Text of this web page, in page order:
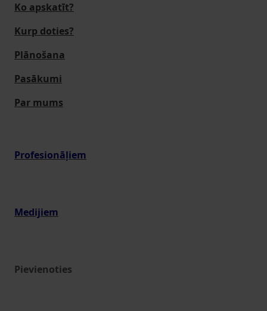
Ko apskatīt?
Kurp doties?
Plānošana
Pasākumi
Par mums
Profesionāļiem
Medijiem
Pievienoties